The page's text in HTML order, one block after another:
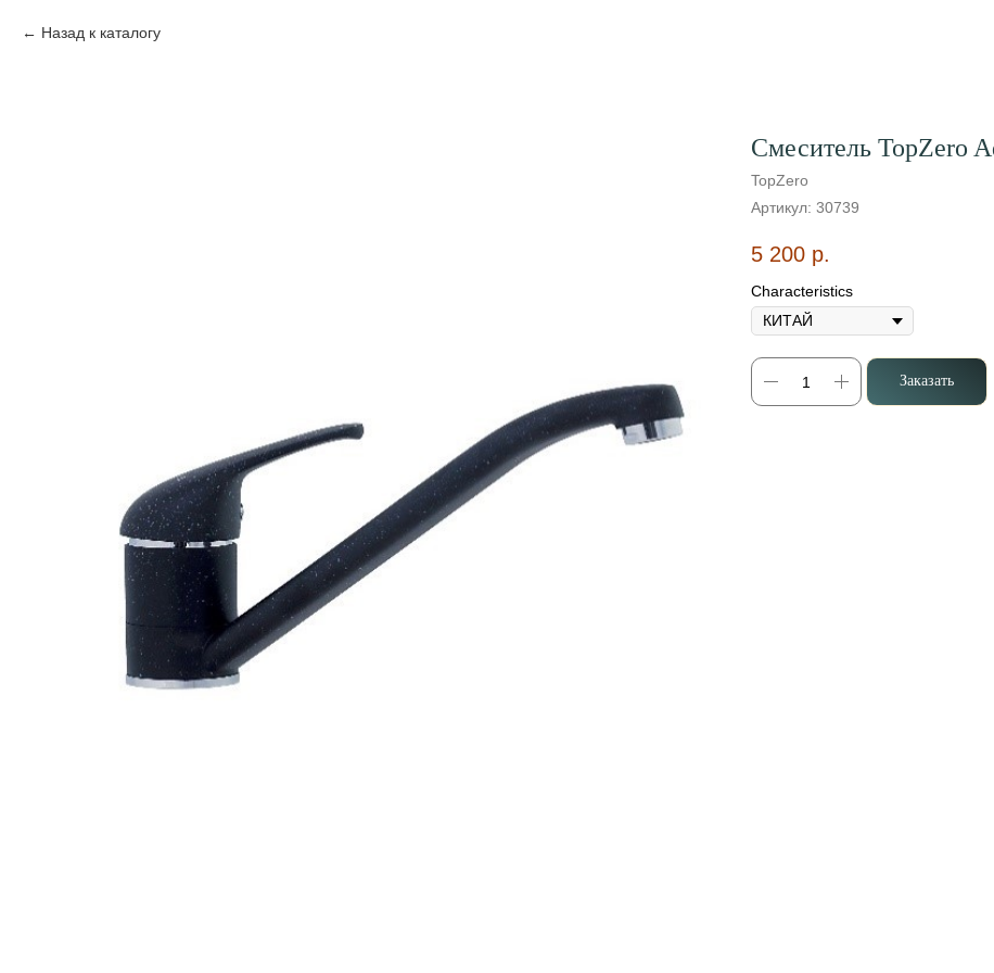
Назад к каталогу
Смеситель TopZero
TopZero
Артикул: 30739
5 200 р.
Characteristics
Заказать